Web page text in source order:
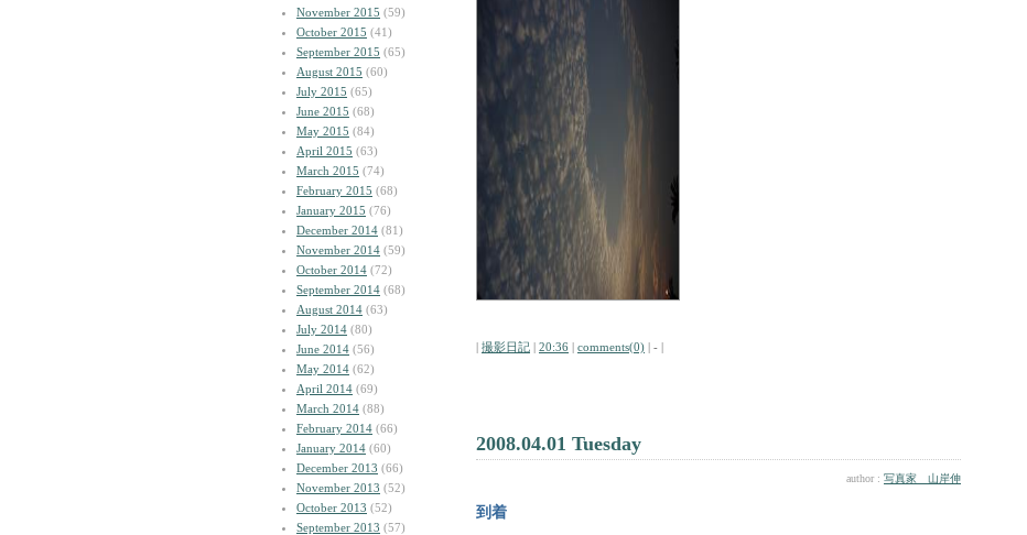
November 2015 (59)
October 2015 (41)
September 2015 (65)
August 2015 (60)
July 2015 (65)
June 2015 (68)
May 2015 (84)
April 2015 (63)
March 2015 (74)
February 2015 (68)
January 2015 (76)
December 2014 (81)
November 2014 (59)
October 2014 (72)
September 2014 (68)
August 2014 (63)
July 2014 (80)
June 2014 (56)
May 2014 (62)
April 2014 (69)
March 2014 (88)
February 2014 (66)
January 2014 (60)
December 2013 (66)
November 2013 (52)
October 2013 (52)
September 2013 (57)
| 撮影日記 | 20:36 | comments(0) | - |
2008.04.01 Tuesday
author : 写真家 山岸伸
到着